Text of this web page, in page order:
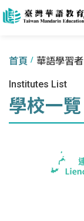
跳到主要內容區塊:::
首頁 華語學習者
Institutes List
學校一覽